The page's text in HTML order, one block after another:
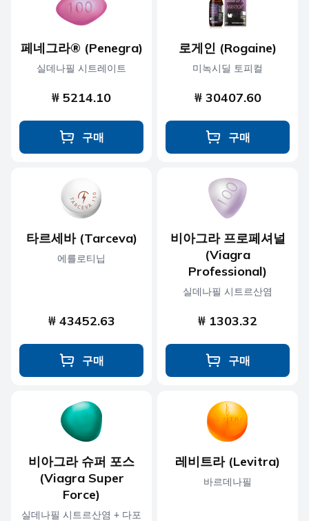
페네그라® (Penegra)
실데나필 시트레이트
₩ 5214.10
구매
로게인 (Rogaine)
미녹시딜 토피컬
₩ 30407.60
구매
타르세바 (Tarceva)
에를로티닙
₩ 43452.63
구매
비아그라 프로페셔널
(Viagra
Professional)
실데나필 시트르산염
₩ 1303.32
구매
비아그라 슈퍼 포스
(Viagra Super
Force)
실데나필 시트르산염 + 다포
레비트라 (Levitra)
바르데나필